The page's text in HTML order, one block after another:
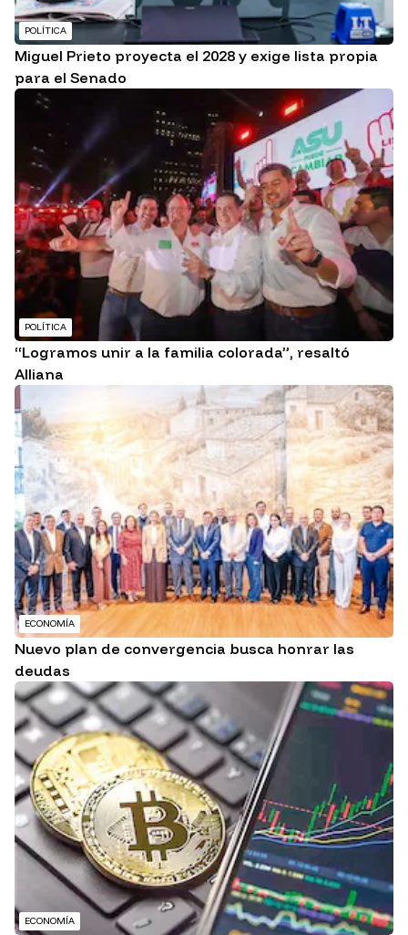
POLÍTICA
Miguel Prieto proyecta el 2028 y exige lista propia
para el Senado
POLÍTICA
“Logramos unir a la familia colorada”, resaltó
Alliana
ECONOMÍA
Nuevo plan de convergencia busca honrar las
deudas
ECONOMÍA